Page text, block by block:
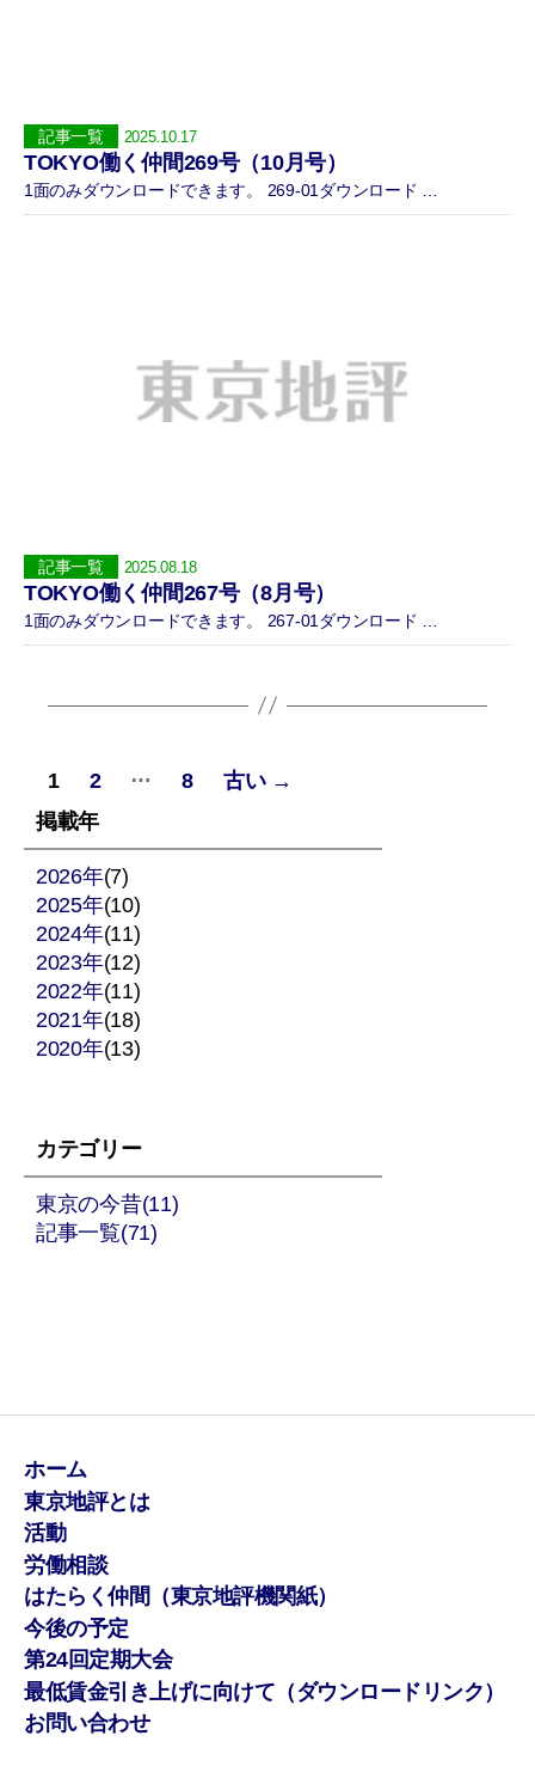
記事一覧 2025.10.17
TOKYO働く仲間269号（10月号）
1面のみダウンロードできます。 269-01ダウンロード …
記事一覧 2025.08.18
TOKYO働く仲間267号（8月号）
1面のみダウンロードできます。 267-01ダウンロード …
投
稿
の
ペ
ー
ジ
送
1 2 … 8 古い →
掲載年
2026年(7)
2025年(10)
2024年(11)
2023年(12)
2022年(11)
2021年(18)
2020年(13)
カテゴリー
東京の今昔(11)
記事一覧(71)
ホーム
東京地評とは
活動
労働相談
はたらく仲間（東京地評機関紙）
今後の予定
第24回定期大会
最低賃金引き上げに向けて（ダウンロードリンク）
お問い合わせ